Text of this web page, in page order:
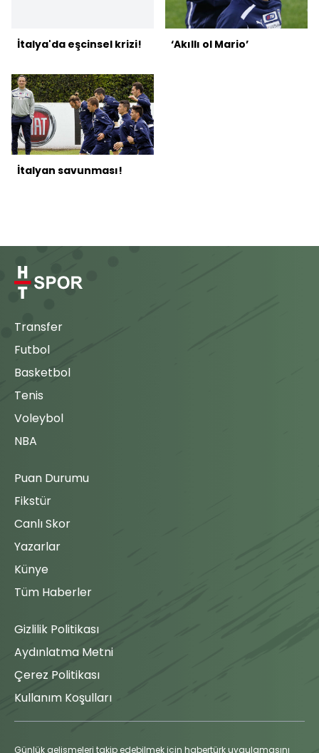
İtalya'da eşcinsel krizi! ‘Akıllı ol Mario’
İtalyan savunması!
Transfer
Futbol
Basketbol
Tenis
Voleybol
NBA
Puan Durumu
Fikstür
Canlı Skor
Yazarlar
Künye
Tüm Haberler
Gizlilik Politikası
Aydınlatma Metni
Çerez Politikası
Kullanım Koşulları
Günlük gelişmeleri takip edebilmek için habertürk uygulamasını